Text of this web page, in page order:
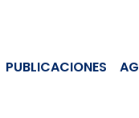
PUBLICACIONES